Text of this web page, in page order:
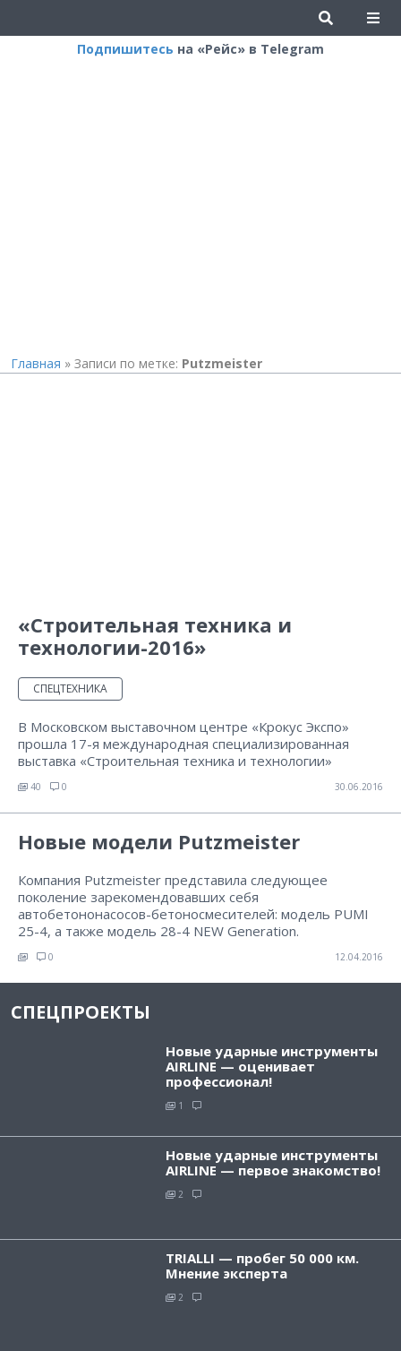
Подпишитесь на «Рейс» в Telegram
Главная » Записи по метке: Putzmeister
«Строительная техника и
технологии-2016»
СПЕЦТЕХНИКА
В Московском выставочном центре «Крокус Экспо»
прошла 17-я международная специализированная
выставка «Строительная техника и технологии»
40 0 30.06.2016
Новые модели Putzmeister
Компания Putzmeister представила следующее
поколение зарекомендовавших себя
автобетононасосов-бетоносмесителей: модель PUMI
25-4, а также модель 28-4 NEW Generation.
0 12.04.2016
СПЕЦПРОЕКТЫ
Новые ударные инструменты
AIRLINE — оценивает
профессионал!
1
Новые ударные инструменты
AIRLINE — первое знакомство!
2
TRIALLI — пробег 50 000 км.
Мнение эксперта
2